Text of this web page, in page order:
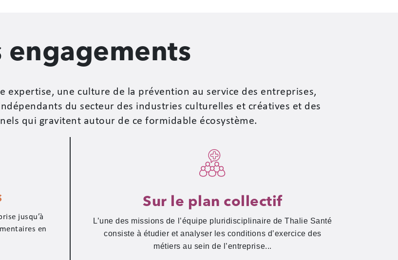
engagements
expertise, une culture de la prévention au service des entreprises,
du secteur des industries culturelles et créatives et des
qui gravitent autour de ce formidable écosystème.
jusqu’à
en
Sur le plan collectif
L’une des missions de l’équipe pluridisciplinaire de Thalie Santé
consiste à étudier et analyser les conditions d’exercice des
métiers au sein de l’entreprise...